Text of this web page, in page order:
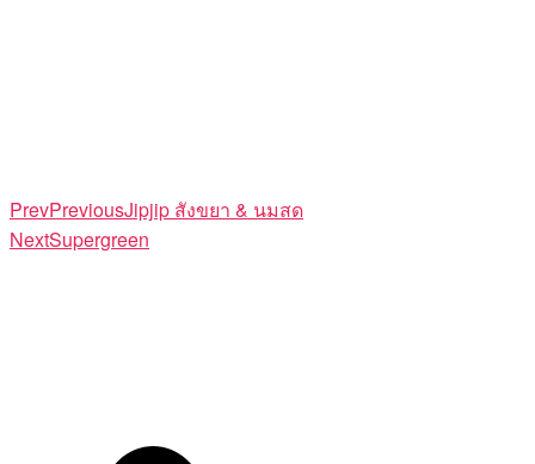
PrevPreviousJipjip สังขยา & นมสด
NextSupergreen